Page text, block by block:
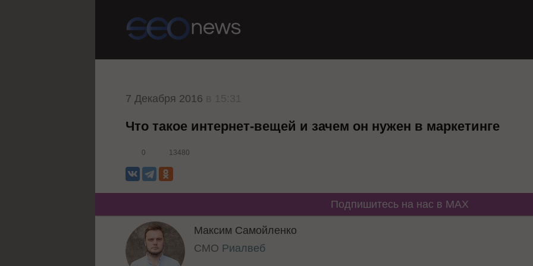
7 Декабря 2016
Что такое интернет-вещей и зачем он нужен в маркетинге
0 13480
Подпишитесь на нас в MAX
Максим Самойленко
CMO Риалвеб